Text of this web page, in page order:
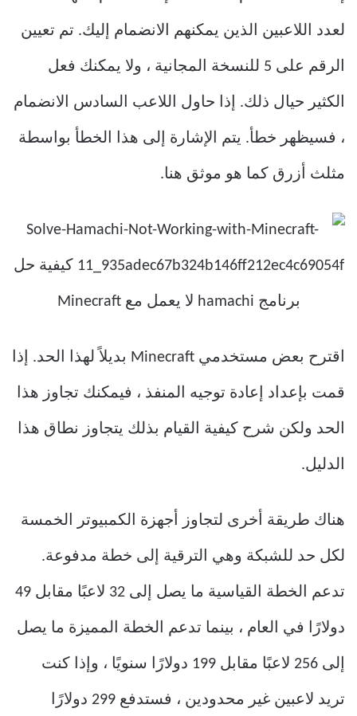
لعدد اللاعبين الذين يمكنهم الانضمام إليك. تم تعيين
الرقم على 5 للنسخة المجانية ، ولا يمكنك فعل
الكثير حيال ذلك. إذا حاول اللاعب السادس الانضمام
، فسيظهر خطأ. يتم الإشارة إلى هذا الخطأ بواسطة
مثلث أزرق كما هو موثق هنا.
اقترح بعض مستخدمي Minecraft بديلاً لهذا الحد. إذا
قمت بإعداد إعادة توجيه المنفذ ، فيمكنك تجاوز هذا
الحد ولكن شرح كيفية القيام بذلك يتجاوز نطاق هذا
الدليل.
هناك طريقة أخرى لتجاوز أجهزة الكمبيوتر الخمسة
لكل حد للشبكة وهي الترقية إلى خطة مدفوعة.
تدعم الخطة القياسية ما يصل إلى 32 لاعبًا مقابل 49
دولارًا في العام ، بينما تدعم الخطة المميزة ما يصل
إلى 256 لاعبًا مقابل 199 دولارًا سنويًا ، وإذا كنت
تريد لاعبين غير محدودين ، فستدفع 299 دولارًا